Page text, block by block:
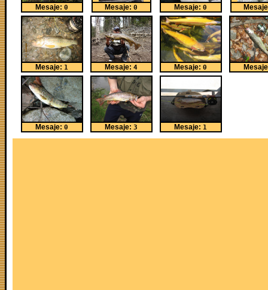
Mesaje: 0 Mesaje: 0 Mesaje: 0
Mesaje: 1 Mesaje: 4 Mesaje: 0
Mesaje: 0 Mesaje: 3 Mesaje: 1